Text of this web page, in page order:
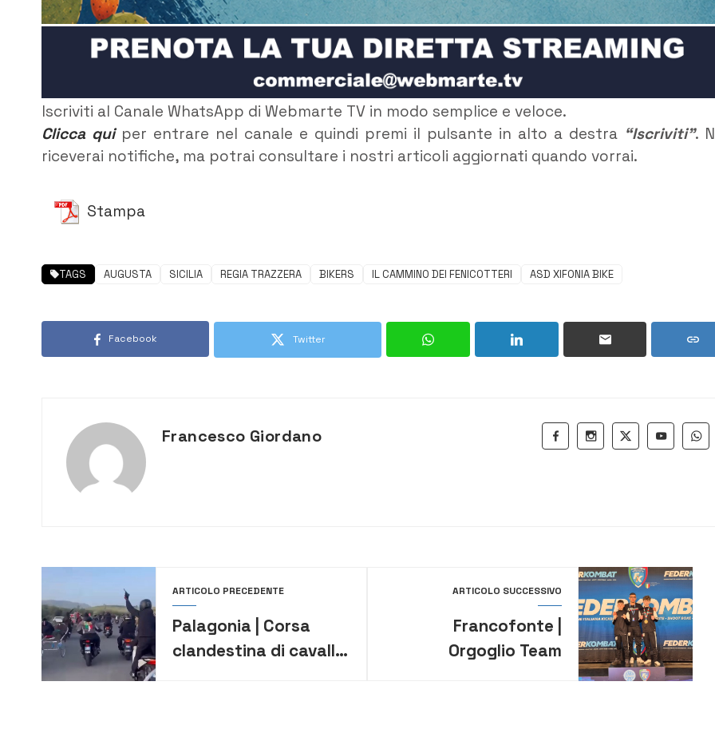
Iscriviti al Canale WhatsApp di Webmarte TV in modo semplice e veloce.
Clicca quiper entrare nel canale e quindi premi il pulsante in alto a destra “Iscriviti”.
riceverai notifiche, ma potrai consultare i nostri articoli aggiornati quando vorrai.
Stampa
TAGS AUGUSTA SICILIA REGIA TRAZZERA BIKERS IL CAMMINO DEI FENICOTTERI ASD XIFONIA BIKE
Facebook Twitter
Francesco Giordano
ARTICOLO PRECEDENTE
Palagonia | Corsa
clandestina di cavalli
ARTICOLO SUCCESSIVO
Francofonte |
Orgoglio Team